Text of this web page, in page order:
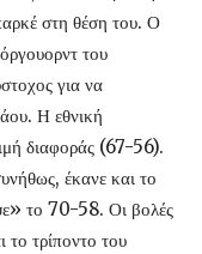
στη θέση του. Ο
του
για να
Η εθνική
διαφοράς (67-56).
έκανε και το
το 70-58. Οι βολές
τρίποντο του